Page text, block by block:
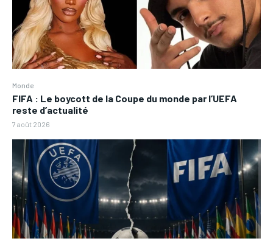
Monde
FIFA : Le boycott de la Coupe du monde par l’UEFA
reste d’actualité
7 août 2026